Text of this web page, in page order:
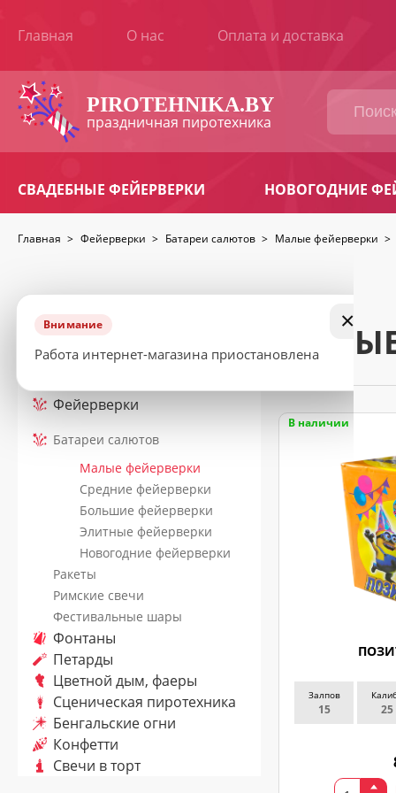
×
Внимание
Работа интернет-магазина приостановлена
Главная О нас Оплата и доставка
PIROTEHNIKA.BY
праздничная пиротехника
СВАДЕБНЫЕ ФЕЙЕРВЕРКИ НОВОГОДНИЕ
Главная > Фейерверки > Батареи салютов > Малые фейерверки >
Фейерверки
Батареи салютов
Малые фейерверки
Средние фейерверки
Большие фейерверки
Элитные фейерверки
Новогодние фейерверки
Ракеты
Римские свечи
Фестивальные шары
Фонтаны
Петарды
Цветной дым, фаеры
Сценическая пиротехника
Бенгальские огни
Конфетти
Свечи в торт
В наличии
Залпов
15 25
ВАШ
товара
сумма: BYNпокупки
имя
номер
*
ДОСТАВКА
Адрес
(город,
улица,
дом,
квартира),
время
доставки*
ВАЖНО!
Заказ